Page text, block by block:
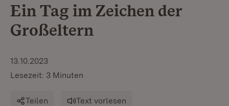
Ein Tag im Zeichen der
Großeltern
13.10.2023
Lesezeit: 3 Minuten
Teilen Text vorlesen